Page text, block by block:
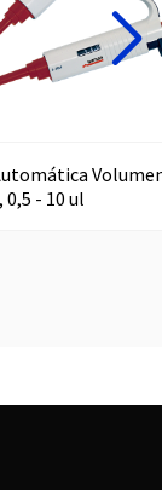
- 10 ul